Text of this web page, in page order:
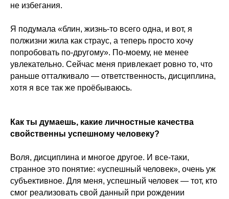
не избегания.
Я подумала «блин, жизнь-то всего одна, и вот, я
полжизни жила как страус, а теперь просто хочу
попробовать по-другому». По-моему, не менее
увлекательно. Сейчас меня привлекает ровно то, что
раньше отталкивало — ответственность, дисциплина,
хотя я все так же проёбываюсь.
Как ты думаешь, какие личностные качества
свойственны успешному человеку?
Воля, дисциплина и многое другое. И все-таки,
странное это понятие: «успешный человек», очень уж
субъективное. Для меня, успешный человек — тот, кто
смог реализовать свой данный при рождении